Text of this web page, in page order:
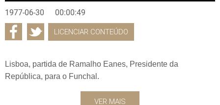
1977-06-30 00:00:49
LICENCIAR CONTEÚDO
Lisboa, partida de Ramalho Eanes, Presidente da
República, para o Funchal.
VER MAIS